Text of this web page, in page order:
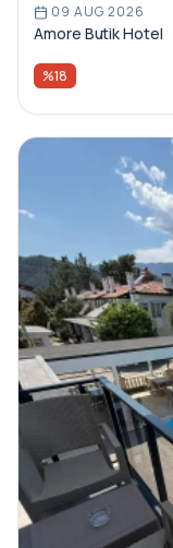
09 AUG 2026
Amore Butik Hotel
%18